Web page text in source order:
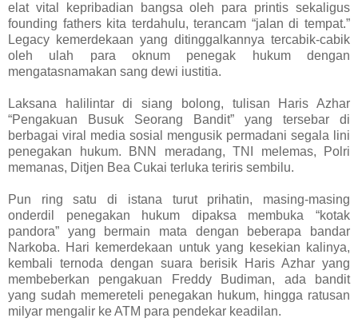
elat vital kepribadian bangsa oleh para printis sekaligus
founding fathers kita terdahulu, terancam “jalan di tempat.”
Legacy kemerdekaan yang ditinggalkannya tercabik-cabik
oleh ulah para oknum penegak hukum dengan
mengatasnamakan sang dewi iustitia.
Laksana halilintar di siang bolong, tulisan Haris Azhar
“Pengakuan Busuk Seorang Bandit” yang tersebar di
berbagai viral media sosial mengusik permadani segala lini
penegakan hukum. BNN meradang, TNI melemas, Polri
memanas, Ditjen Bea Cukai terluka teriris sembilu.
Pun ring satu di istana turut prihatin, masing-masing
onderdil penegakan hukum dipaksa membuka “kotak
pandora” yang bermain mata dengan beberapa bandar
Narkoba. Hari kemerdekaan untuk yang kesekian kalinya,
kembali ternoda dengan suara berisik Haris Azhar yang
membeberkan pengakuan Freddy Budiman, ada bandit
yang sudah memereteli penegakan hukum, hingga ratusan
milyar mengalir ke ATM para pendekar keadilan.